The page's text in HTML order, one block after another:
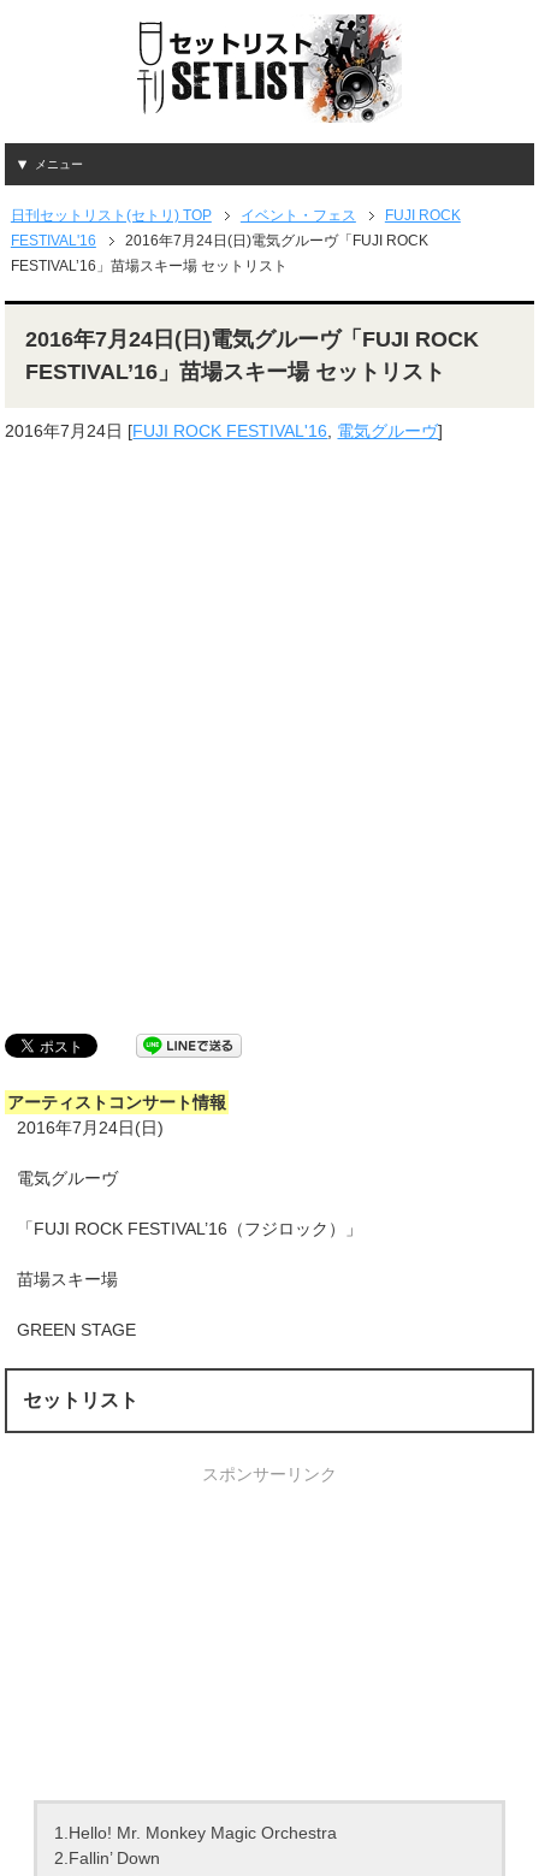
メニュー
日刊セットリスト(セトリ) TOP イベント・フェス
FUJI ROCK
FESTIVAL'16
2016年7月24日(日)電気グルーヴ「FUJI ROCK
FESTIVAL’16」苗場スキー場 セットリスト
2016年7月24日(日)電気グルーヴ「FUJI ROCK
FESTIVAL’16」苗場スキー場 セットリスト
2016年7月24日 [FUJI ROCK FESTIVAL'16, 電気グルーヴ]
アーティストコンサート情報
2016年7月24日(日)
電気グルーヴ
「FUJI ROCK FESTIVAL’16（フジロック）」
苗場スキー場
GREEN STAGE
セットリスト
スポンサーリンク
1.Hello! Mr. Monkey Magic Orchestra
2.Fallin’ Down